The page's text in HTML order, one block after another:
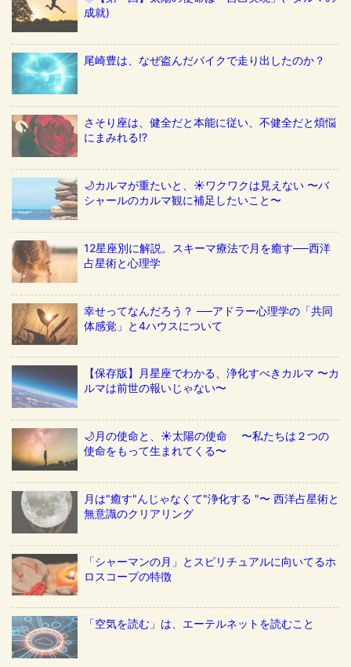
成就)
尾崎豊は、なぜ盗んだバイクで走り出したのか？
さそり座は、健全だと本能に従い、不健全だと煩悩
にまみれる!?
🌙カルマが重たいと、☀️ワクワクは見えない 〜バ
シャールのカルマ観に補足したいこと〜
12星座別に解説。スキーマ療法で月を癒す──西洋
占星術と心理学
幸せってなんだろう？ ──アドラー心理学の「共同
体感覚」と4ハウスについて
【保存版】月星座でわかる、浄化すべきカルマ 〜カ
ルマは前世の報いじゃない〜
🌙月の使命と、☀️太陽の使命 〜私たちは２つの
使命をもって生まれてくる〜
月は"癒す"んじゃなくて"浄化する "〜 西洋占星術と
無意識のクリアリング
「シャーマンの月」とスピリチュアルに向いてるホ
ロスコープの特徴
「空気を読む」は、エーテルネットを読むこと